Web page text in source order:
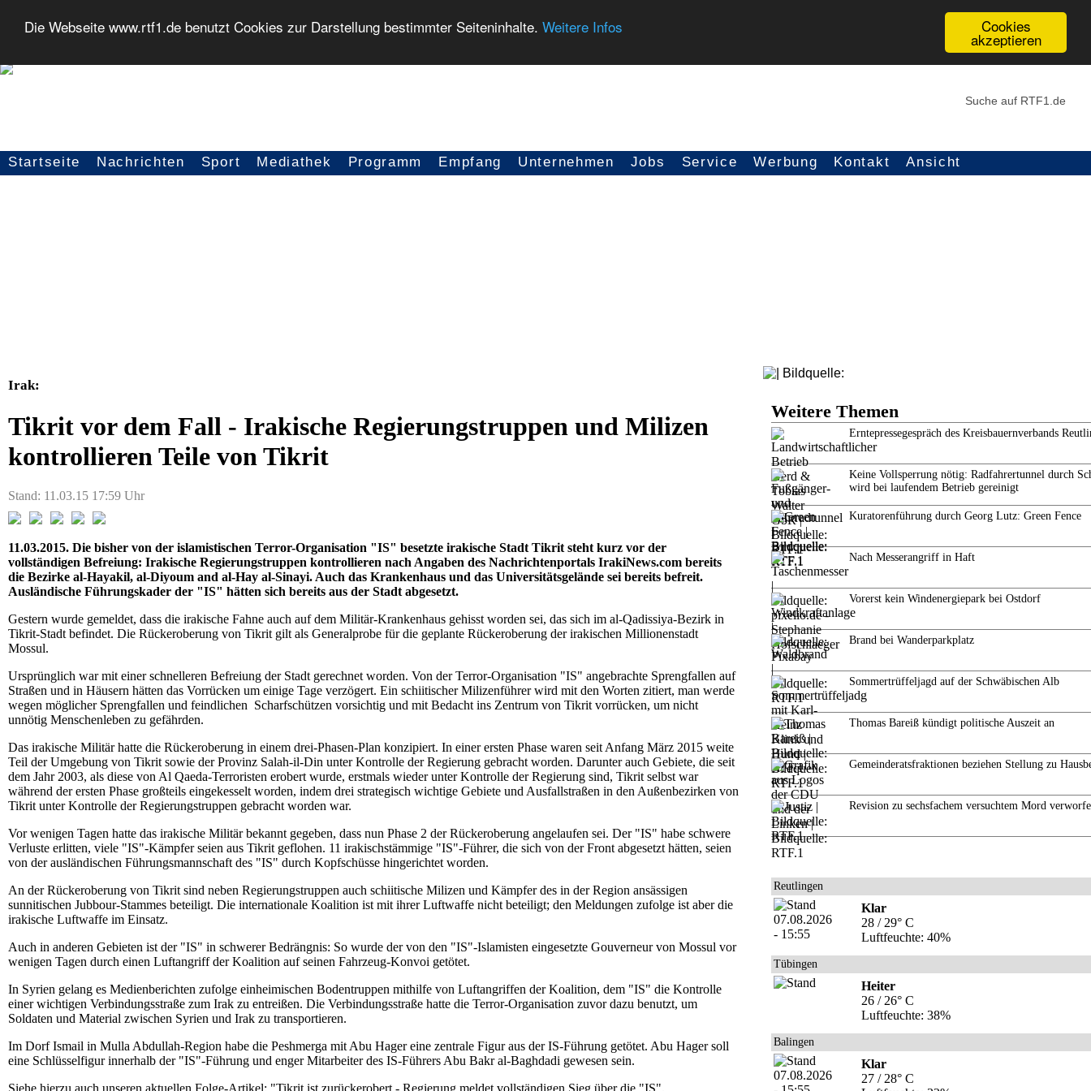
Cookies
akzeptieren
Die Webseite www.rtf1.de benutzt Cookies zur Darstellung bestimmter Seiteninhalte. Weitere Infos
Seitennavigation
Startseite Nachrichten Sport Mediathek Programm Empfang Unternehmen Jobs Service Werbung Kontakt Ansicht
Irak:
Tikrit vor dem Fall - Irakische Regierungstruppen und Milizen
kontrollieren Teile von Tikrit
Stand: 11.03.15 17:59 Uhr
11.03.2015. Die bisher von der islamistischen Terror-Organisation "IS" besetzte irakische Stadt Tikrit steht kurz vor der
vollständigen Befreiung: Irakische Regierungstruppen kontrollieren nach Angaben des Nachrichtenportals IrakiNews.com bereits
die Bezirke al-Hayakil, al-Diyoum and al-Hay al-Sinayi. Auch das Krankenhaus und das Universitätsgelände sei bereits befreit.
Ausländische Führungskader der "IS" hätten sich bereits aus der Stadt abgesetzt.
Gestern wurde gemeldet, dass die irakische Fahne auch auf dem Militär-Krankenhaus gehisst worden sei, das sich im al-Qadissiya-Bezirk in
Tikrit-Stadt befindet. Die Rückeroberung von Tikrit gilt als Generalprobe für die geplante Rückeroberung der irakischen Millionenstadt
Mossul.
Ursprünglich war mit einer schnelleren Befreiung der Stadt gerechnet worden. Von der Terror-Organisation "IS" angebrachte Sprengfallen auf
Straßen und in Häusern hätten das Vorrücken um einige Tage verzögert. Ein schiitischer Milizenführer wird mit den Worten zitiert, man werde
wegen möglicher Sprengfallen und feindlichen Scharfschützen vorsichtig und mit Bedacht ins Zentrum von Tikrit vorrücken, um nicht
unnötig Menschenleben zu gefährden.
Das irakische Militär hatte die Rückeroberung in einem drei-Phasen-Plan konzipiert. In einer ersten Phase waren seit Anfang März 2015 weite
Teil der Umgebung von Tikrit sowie der Provinz Salah-il-Din unter Kontrolle der Regierung gebracht worden. Darunter auch Gebiete, die seit
dem Jahr 2003, als diese von Al Qaeda-Terroristen erobert wurde, erstmals wieder unter Kontrolle der Regierung sind, Tikrit selbst war
während der ersten Phase großteils eingekesselt worden, indem drei strategisch wichtige Gebiete und Ausfallstraßen in den Außenbezirken von
Tikrit unter Kontrolle der Regierungstruppen gebracht worden war.
Vor wenigen Tagen hatte das irakische Militär bekannt gegeben, dass nun Phase 2 der Rückeroberung angelaufen sei. Der "IS" habe schwere
Verluste erlitten, viele "IS"-Kämpfer seien aus Tikrit geflohen. 11 irakischstämmige "IS"-Führer, die sich von der Front abgesetzt hätten, seien
von der ausländischen Führungsmannschaft des "IS" durch Kopfschüsse hingerichtet worden.
An der Rückeroberung von Tikrit sind neben Regierungstruppen auch schiitische Milizen und Kämpfer des in der Region ansässigen
sunnitischen Jubbour-Stammes beteiligt. Die internationale Koalition ist mit ihrer Luftwaffe nicht beteiligt; den Meldungen zufolge ist aber die
irakische Luftwaffe im Einsatz.
Auch in anderen Gebieten ist der "IS" in schwerer Bedrängnis: So wurde der von den "IS"-Islamisten eingesetzte Gouverneur von Mossul vor
wenigen Tagen durch einen Luftangriff der Koalition auf seinen Fahrzeug-Konvoi getötet.
In Syrien gelang es Medienberichten zufolge einheimischen Bodentruppen mithilfe von Luftangriffen der Koalition, dem "IS" die Kontrolle
einer wichtigen Verbindungsstraße zum Irak zu entreißen. Die Verbindungsstraße hatte die Terror-Organisation zuvor dazu benutzt, um
Soldaten und Material zwischen Syrien und Irak zu transportieren.
Im Dorf Ismail in Mulla Abdullah-Region habe die Peshmerga mit Abu Hager eine zentrale Figur aus der IS-Führung getötet. Abu Hager soll
eine Schlüsselfigur innerhalb der "IS"-Führung und enger Mitarbeiter des IS-Führers Abu Bakr al-Baghdadi gewesen sein.
Siehe hierzu auch unseren aktuellen Folge-Artikel: "Tikrit ist zurückerobert - Regierung meldet vollständigen Sieg über die "IS".
Weitere Themen
Erntepressegespräch des Kreisbauernverbands
Keine Vollsperrung nötig: Radfahrertunnel durch
wird bei laufendem Betrieb gereinigt
Kuratorenführung durch Georg Lutz: Green Fence
Nach Messerangriff in Haft
Vorerst kein Windenergiepark bei Ostdorf
Brand bei Wanderparkplatz
Sommertrüffeljagd auf der Schwäbischen Alb
Thomas Bareiß kündigt politische Auszeit an
Gemeinderatsfraktionen beziehen Stellung zu
Revision zu sechsfachem versuchtem Mord
Reutlingen
Klar
28 / 29° C
Luftfeuchte: 40%
Tübingen
Heiter
26 / 26° C
Luftfeuchte: 38%
Balingen
Klar
27 / 28° C